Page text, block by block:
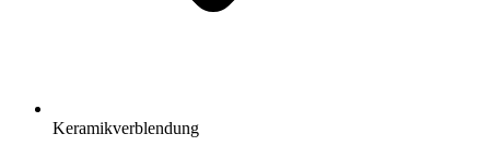
Keramikverblendung